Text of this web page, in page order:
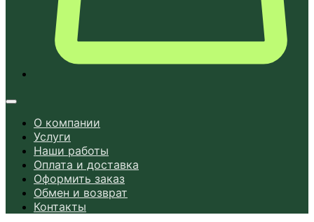
О компании
Услуги
Наши работы
Оплата и доставка
Оформить заказ
Обмен и возврат
Контакты